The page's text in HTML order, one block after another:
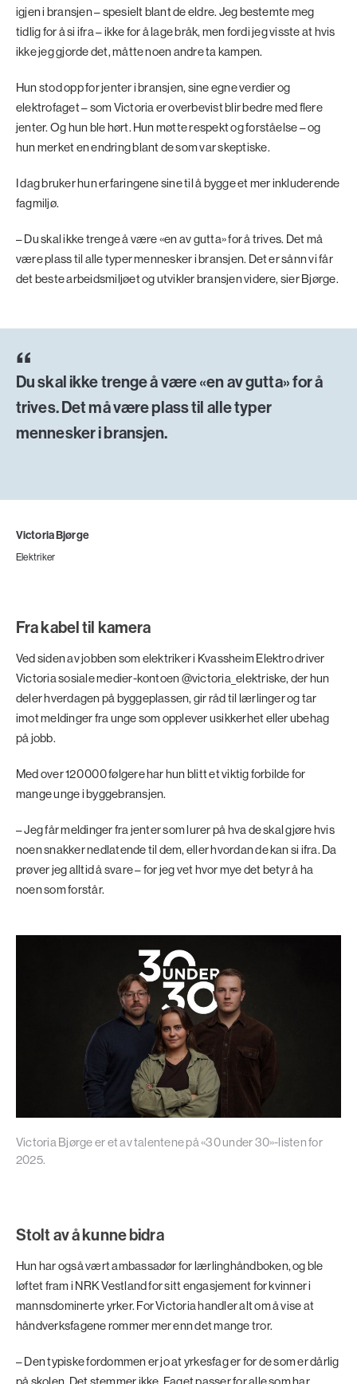
igjen i bransjen – spesielt blant de eldre. Jeg bestemte meg
tidlig for å si ifra – ikke for å lage bråk, men fordi jeg visste at hvis
ikke jeg gjorde det, måtte noen andre ta kampen.
Hun stod opp for jenter i bransjen, sine egne verdier og
elektrofaget – som Victoria er overbevist blir bedre med flere
jenter. Og hun ble hørt. Hun møtte respekt og forståelse – og
hun merket en endring blant de som var skeptiske.
I dag bruker hun erfaringene sine til å bygge et mer inkluderende
fagmiljø.
– Du skal ikke trenge å være «en av gutta» for å trives. Det må
være plass til alle typer mennesker i bransjen. Det er sånn vi får
det beste arbeidsmiljøet og utvikler bransjen videre, sier Bjørge.
Du skal ikke trenge å være «en av gutta» for å
trives. Det må være plass til alle typer
mennesker i bransjen.
Victoria Bjørge
Elektriker
Fra kabel til kamera
Ved siden av jobben som elektriker i Kvassheim Elektro driver
Victoria sosiale medier-kontoen @victoria_elektriske, der hun
deler hverdagen på byggeplassen, gir råd til lærlinger og tar
imot meldinger fra unge som opplever usikkerhet eller ubehag
på jobb.
Med over 120 000 følgere har hun blitt et viktig forbilde for
mange unge i byggebransjen.
– Jeg får meldinger fra jenter som lurer på hva de skal gjøre hvis
noen snakker nedlatende til dem, eller hvordan de kan si ifra. Da
prøver jeg alltid å svare – for jeg vet hvor mye det betyr å ha
noen som forstår.
Victoria Bjørge er et av talentene på «30 under 30»-listen for
2025.
Stolt av å kunne bidra
Hun har også vært ambassadør for lærlinghåndboken, og ble
løftet fram i NRK Vestland for sitt engasjement for kvinner i
mannsdominerte yrker. For Victoria handler alt om å vise at
håndverksfagene rommer mer enn det mange tror.
– Den typiske fordommen er jo at yrkesfag er for de som er dårlig